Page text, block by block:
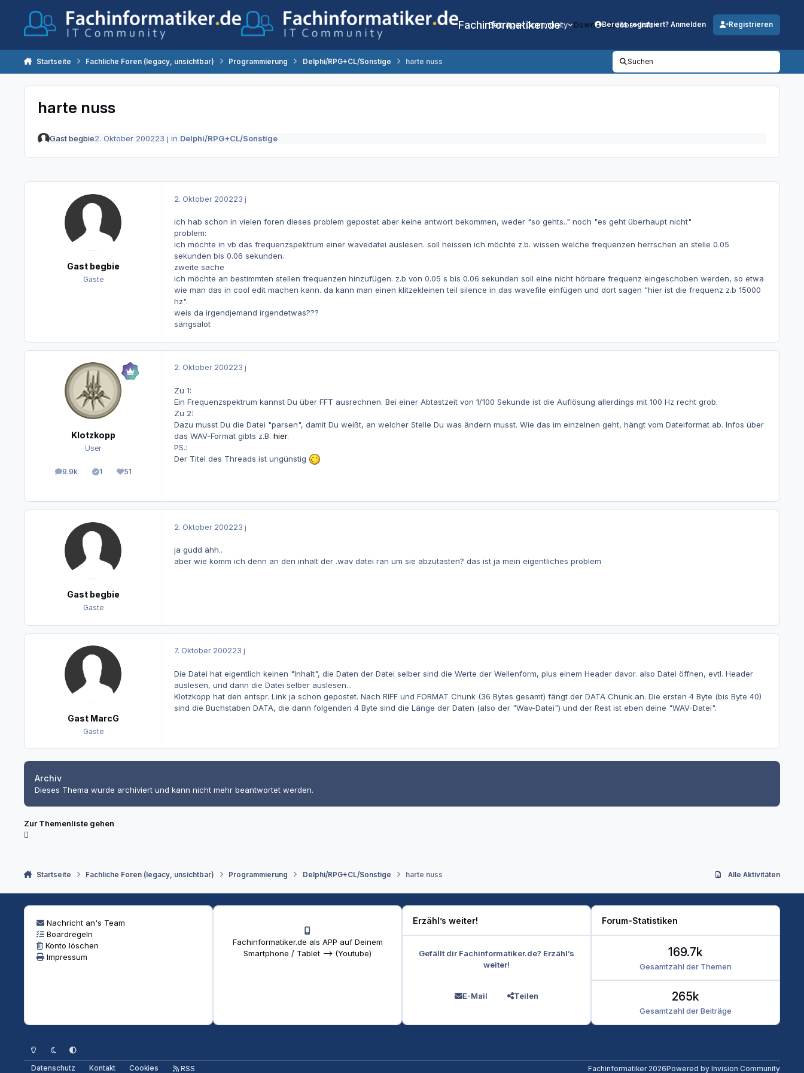
Fachinformatiker.de
Beiträge Community DownloadsJobs Info
Bereits registriert? Anmelden Registrieren
Startseite Fachliche Foren (legacy, unsichtbar) Programmierung Delphi/RPG+CL/Sonstige harte nuss Suchen
harte nuss
Gast begbie2. Oktober 200223 j in Delphi/RPG+CL/Sonstige
Gast begbie
Gäste
2. Oktober 200223 j
ich hab schon in vielen foren dieses problem gepostet aber keine antwort bekommen, weder "so gehts.." noch "es geht überhaupt nicht"
problem:
ich möchte in vb das frequenzspektrum einer wavedatei auslesen. soll heissen ich möchte z.b. wissen welche frequenzen herrschen an stelle 0.05
sekunden bis 0.06 sekunden.
zweite sache
ich möchte an bestimmten stellen frequenzen hinzufügen. z.b von 0.05 s bis 0.06 sekunden soll eine nicht hörbare frequenz eingeschoben werden, so etwa
wie man das in cool edit machen kann. da kann man einen klitzekleinen teil silence in das wavefile einfügen und dort sagen "hier ist die frequenz z.b 15000
hz".
weis da irgendjemand irgendetwas???
sängsalot
Klotzkopp
User
9.9k
Beiträge 1
Lösungen
51
Reputation
2. Oktober 200223 j
Zu 1:
Ein Frequenzspektrum kannst Du über FFT ausrechnen. Bei einer Abtastzeit von 1/100 Sekunde ist die Auflösung allerdings mit 100 Hz recht grob.
Zu 2:
Dazu musst Du die Datei "parsen", damit Du weißt, an welcher Stelle Du was ändern musst. Wie das im einzelnen geht, hängt vom Dateiformat ab. Infos über
das WAV-Format gibts z.B. hier.
PS.:
Der Titel des Threads ist ungünstig
Gast begbie
Gäste
2. Oktober 200223 j
ja gudd ähh..
aber wie komm ich denn an den inhalt der .wav datei ran um sie abzutasten? das ist ja mein eigentliches problem
Gast MarcG
Gäste
7. Oktober 200223 j
Die Datei hat eigentlich keinen "Inhalt", die Daten der Datei selber sind die Werte der Wellenform, plus einem Header davor. also Datei öffnen, evtl. Header
auslesen, und dann die Datei selber auslesen...
Klotzkopp hat den entspr. Link ja schon gepostet. Nach RIFF und FORMAT Chunk (36 Bytes gesamt) fängt der DATA Chunk an. Die ersten 4 Byte (bis Byte 40)
sind die Buchstaben DATA, die dann folgenden 4 Byte sind die Länge der Daten (also der "Wav-Datei") und der Rest ist eben deine "WAV-Datei".
Archiv
Dieses Thema wurde archiviert und kann nicht mehr beantwortet werden.
Zur Themenliste gehen
Startseite Fachliche Foren (legacy, unsichtbar) Programmierung Delphi/RPG+CL/Sonstige harte nuss Alle Aktivitäten
Nachricht an's Team
Boardregeln
Konto löschen
Impressum
Fachinformatiker.de als APP auf Deinem
Smartphone / Tablet --> (Youtube)
Erzähl’s weiter!
Gefällt dir Fachinformatiker.de? Erzähl’s
weiter!
E-Mail Teilen
Forum-Statistiken
Gesamtzahl der Themen
169.7k
Gesamtzahl der Beiträge
265k
Heller ModusDunkler Modus
Systemeinstellung
Datenschutz Kontakt Cookies RSS Fachinformatiker 2026Powered by Invision Community